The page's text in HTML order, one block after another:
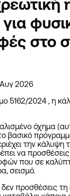
στο
2026
5162/2024 , η
όχημα
το βασικό
την κάλυψη
να
που σε
σεισμό.
προσθέσεις